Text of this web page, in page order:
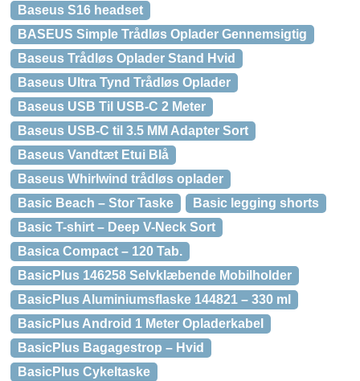
Baseus S16 headset
BASEUS Simple Trådløs Oplader Gennemsigtig
Baseus Trådløs Oplader Stand Hvid
Baseus Ultra Tynd Trådløs Oplader
Baseus USB Til USB-C 2 Meter
Baseus USB-C til 3.5 MM Adapter Sort
Baseus Vandtæt Etui Blå
Baseus Whirlwind trådløs oplader
Basic Beach – Stor Taske
Basic legging shorts
Basic T-shirt – Deep V-Neck Sort
Basica Compact – 120 Tab.
BasicPlus 146258 Selvklæbende Mobilholder
BasicPlus Aluminiumsflaske 144821 – 330 ml
BasicPlus Android 1 Meter Opladerkabel
BasicPlus Bagagestrop – Hvid
BasicPlus Cykeltaske